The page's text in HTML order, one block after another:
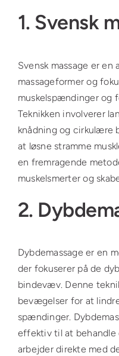
1. Svensk
Svensk massage er
massageformer og
muskelspændinger og
Teknikken involverer
knådning og cirkulære
at løsne stramme
en fremragende
muskelsmerter og
2.
Dybdemassage er en
der fokuserer på de
bindevæv. Denne
bevægelser for at
spændinger.
effektiv til at behandle
arbejder direkte med